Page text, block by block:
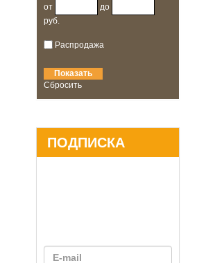
от
до
руб.
Распродажа
Сбросить
ПОДПИСКА